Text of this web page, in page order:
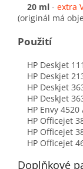
20 ml - extra
(originál má
Použití
HP Deskjet
HP Deskjet
HP Deskjet
HP DeskJet
HP Envy 4520
HP Officejet
HP Officejet
HP Officejet
Doplňkové